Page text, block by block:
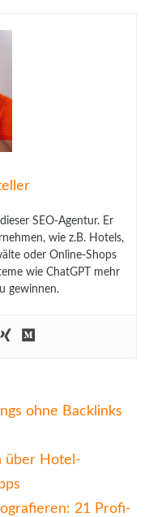
SEO-Agentur. Er
wie z.B. Hotels,
oder Online-Shops
wie ChatGPT mehr
gewinnen.
ohne Backlinks
über Hotel-
21 Profi-